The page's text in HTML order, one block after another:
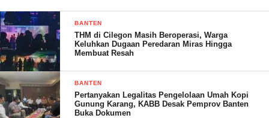
Kata Sulvia Triana mengungkapkan bahwa Kasi Intel Kejari
yang baru adalah Kasi Barang bukti di Kejari Cilegon, kemudian
Kasi Intel yang lama akan pindah menjadi Kasi Pidana Khusus
(Pidsus) ke Kejaksaan Negeri Sumber di Cirebon.
BANTEN
THM di Cilegon Masih Beroperasi, Warga
Keluhkan Dugaan Peredaran Miras Hingga
Membuat Resah
BANTEN
Pertanyakan Legalitas Pengelolaan Umah Kopi
Gunung Karang, KABB Desak Pemprov Banten
Buka Dokumen